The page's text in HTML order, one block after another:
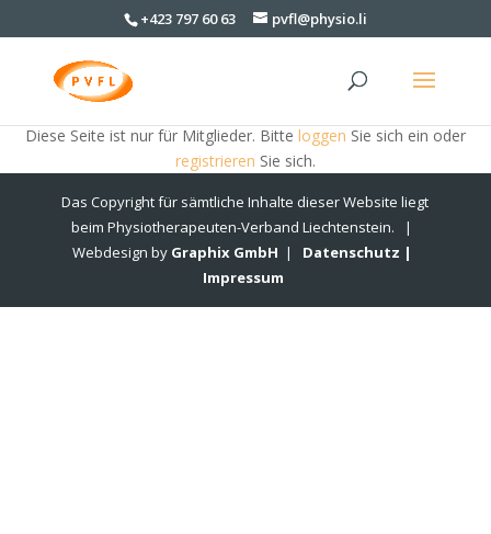
+423 797 60 63 pvfl@physio.li
Diese Seite ist nur für Mitglieder. Bitte loggen Sie sich ein oder
registrieren Sie sich.
Das Copyright für sämtliche Inhalte dieser Website liegt
beim Physiotherapeuten-Verband Liechtenstein. |
Webdesign by Graphix GmbH | Datenschutz |
Impressum